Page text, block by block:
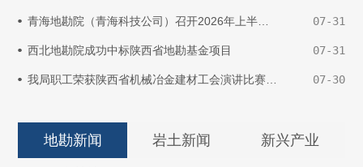
07-31
西北地勘院成功中标陕西省地勘基金项目 07-31
07-30
地勘新闻 岩土新闻 新兴产业